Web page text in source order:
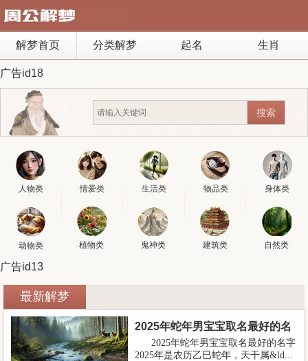
解梦首页 分类解梦 起名 生肖
广告id18
人物类 情爱类 生活类 物品类 身体类
动物类 植物类 鬼神类 建筑类 自然类
广告id13
最新解梦
2025年蛇年男宝宝取名最好的名
2025年蛇年男宝宝取名最好的名字
2025年是农历乙巳蛇年，天干属&ld...